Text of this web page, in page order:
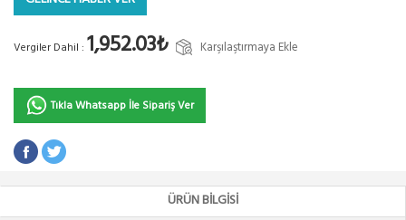
Vergiler Dahil : 1,952.03₺ Karşılaştırmaya Ekle
Tıkla Whatsapp İle Sipariş Ver
ÜRÜN BILGISI